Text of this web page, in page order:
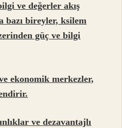
ve değerler akış
bazı bireyler, ksilem
güç ve bilgi
ekonomik merkezler,
ve dezavantajlı